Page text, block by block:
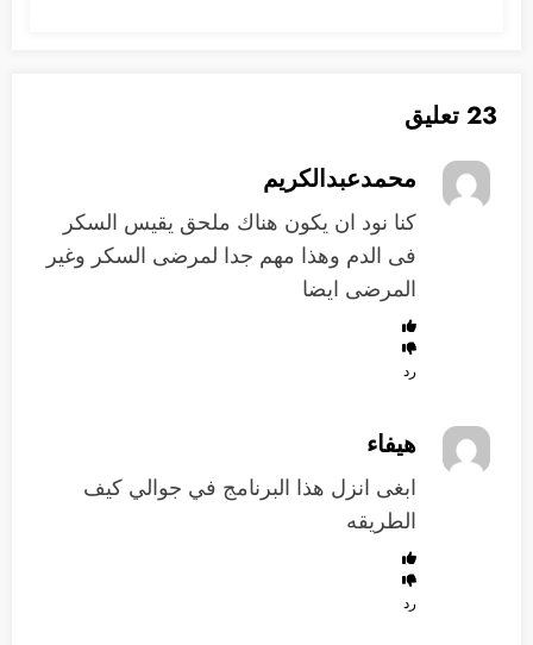
23 تعليق
محمدعبدالكريم
كنا نود ان يكون هناك ملحق يقيس السكر
فى الدم وهذا مهم جدا لمرضى السكر وغير
المرضى ايضا
رد
هيفاء
ابغى انزل هذا البرنامج في جوالي كيف
الطريقه
رد